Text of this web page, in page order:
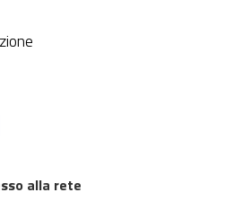
alla rete